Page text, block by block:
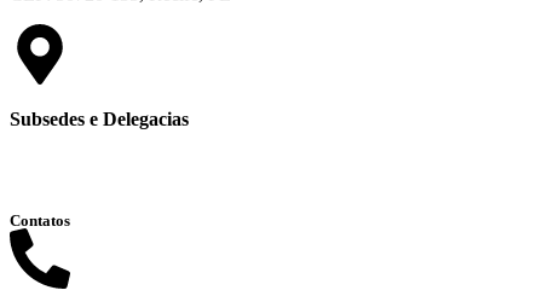
Subsedes e Delegacias
Contatos